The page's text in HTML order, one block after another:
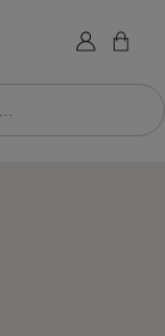
à l'accueil du site
×